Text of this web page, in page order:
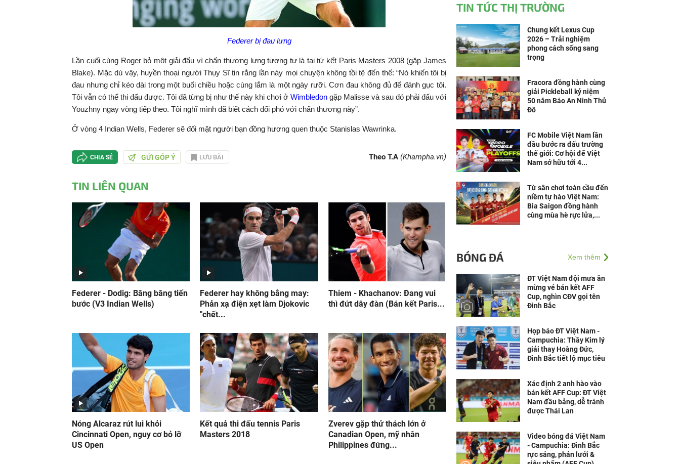
Federer bị đau lưng
Lần cuối cùng Roger bỏ một giải đấu vì chấn thương lưng tương tự là tại tứ kết Paris Masters 2008 (gặp James
Blake). Mặc dù vậy, huyền thoại người Thụy Sĩ tin rằng lần này mọi chuyện không tồi tệ đến thế: “Nó khiến tôi bị
đau nhưng chỉ kéo dài trong một buổi chiều hoặc cùng lắm là một ngày rưỡi. Cơn đau không đủ để đánh gục tôi.
Tôi vẫn có thể thi đấu được. Tôi đã từng bị như thế này khi chơi ở Wimbledon gặp Malisse và sau đó phải đấu với
Youzhny ngay vòng tiếp theo. Tôi nghĩ mình đã biết cách đối phó với chấn thương này”.
Ở vòng 4 Indian Wells, Federer sẽ đối mặt người bạn đồng hương quen thuộc Stanislas Wawrinka.
CHIA SẺ GỬI GÓP Ý LƯU BÀI Theo T.A (Khampha.vn)
TIN LIÊN QUAN
Federer - Dodig: Băng băng tiến
bước (V3 Indian Wells)
Federer hay không bằng may:
Phản xạ điện xẹt làm Djokovic
"chết...
Thiem - Khachanov: Đang vui
thì đứt dây đàn (Bán kết Paris...
Nóng Alcaraz rút lui khỏi
Cincinnati Open, nguy cơ bỏ lỡ
US Open
Kết quả thi đấu tennis Paris
Masters 2018
Zverev gặp thử thách lớn ở
Canadian Open, mỹ nhân
Philippines đứng...
TIN TỨC THỊ TRƯỜNG
Chung kết Lexus Cup
2026 – Trải nghiệm
phong cách sống sang
trọng
Fracora đồng hành cùng
giải Pickleball kỷ niệm
50 năm Báo An Ninh Thủ
Đô
FC Mobile Việt Nam lần
đầu bước ra đấu trường
thế giới: Cơ hội để Việt
Nam sở hữu tới 4...
Từ sân chơi toàn cầu đến
niềm tự hào Việt Nam:
Bia Saigon đồng hành
cùng mùa hè rực lửa,...
BÓNG ĐÁ Xem thêm
ĐT Việt Nam đội mưa ăn
mừng vé bán kết AFF
Cup, nghìn CĐV gọi tên
Đình Bắc
Họp báo ĐT Việt Nam -
Campuchia: Thầy Kim lý
giải thay Hoàng Đức,
Đình Bắc tiết lộ mục tiêu
Xác định 2 anh hào vào
bán kết AFF Cup: ĐT Việt
Nam đầu bảng, dễ tránh
được Thái Lan
Video bóng đá Việt Nam
- Campuchia: Đình Bắc
rực sáng, phản lưới &